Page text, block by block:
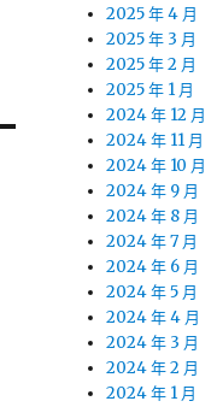
2025 年 4 月
2025 年 3 月
2025 年 2 月
2025 年 1 月
2024 年 12 月
2024 年 11 月
2024 年 10 月
2024 年 9 月
2024 年 8 月
2024 年 7 月
2024 年 6 月
2024 年 5 月
2024 年 4 月
2024 年 3 月
2024 年 2 月
2024 年 1 月